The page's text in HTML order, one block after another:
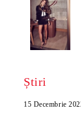
Știri
15 Decembrie